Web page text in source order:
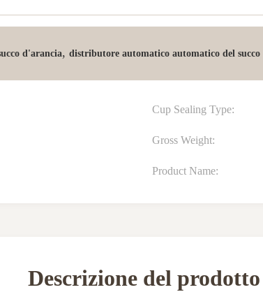
d'arancia, distributore automatico automatico del succo
Cup Sealing Type:
Gross Weight:
Product Name:
Descrizione del prodotto